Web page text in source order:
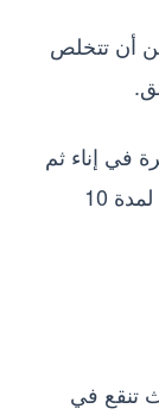
أن تتخلص
في إناء ثم
تقطع الكرشة إلى قطع متوسطة ،وتركها لمدة 10
تنقع في